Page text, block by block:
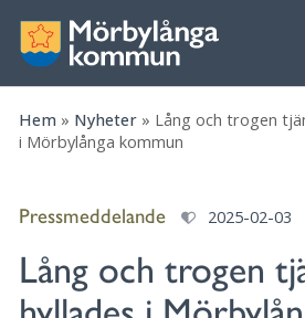
Hem » Nyheter » Lång och trogen
i Mörbylånga kommun
Pressmeddelande 2025-02-03
Lång och trogen